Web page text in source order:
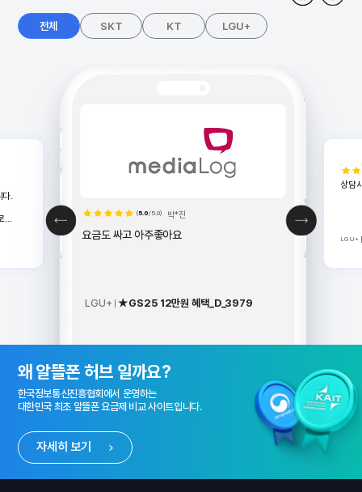
전체 SKT KT LGU+
다.
(5.0/5.0) 박*진
요금도 싸고 아주좋아요
LGU+ ★GS25 12만원 혜택_D_3979
상담
LGU+
왜 알뜰폰 허브 일까요?
한국정보통신진흥협회에서 운영하는
대한민국 최초 알뜰폰 요금제 비교 사이트입니다.
자세히 보기